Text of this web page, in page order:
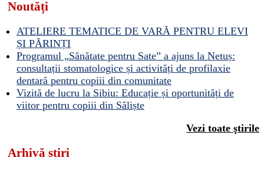
Noutăți
ATELIERE TEMATICE DE VARĂ PENTRU ELEVI
ȘI PĂRINȚI
Programul „Sănătate pentru Sate” a ajuns la Netuș:
consultații stomatologice și activități de profilaxie
dentară pentru copiii din comunitate
Vizită de lucru la Sibiu: Educație și oportunități de
viitor pentru copiii din Săliște
Vezi toate ştirile
Arhivă stiri